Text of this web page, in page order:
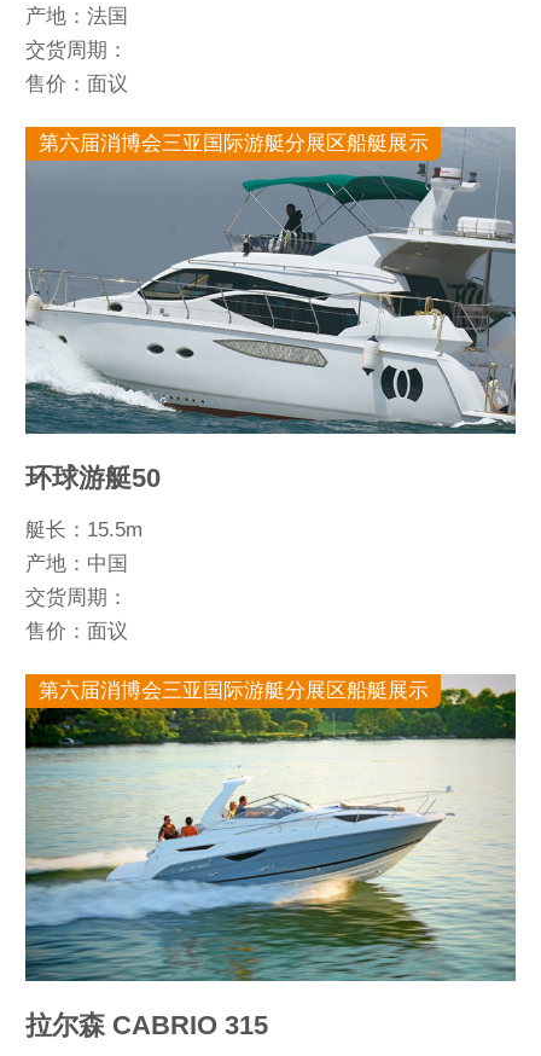
产地：法国
交货周期：
售价：面议
第六届消博会三亚国际游艇分展区船艇展示
环球游艇50
艇长：15.5m
产地：中国
交货周期：
售价：面议
第六届消博会三亚国际游艇分展区船艇展示
拉尔森 CABRIO 315